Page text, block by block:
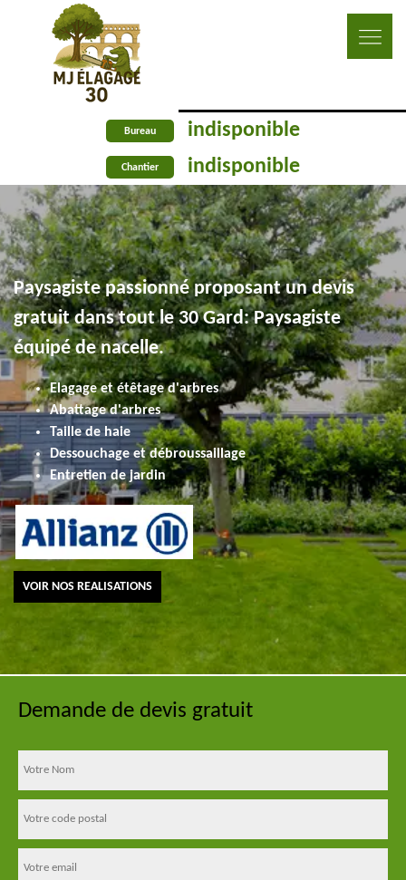
Bureau indisponible
Chantier indisponible
Paysagiste passionné proposant un devis
gratuit dans tout le 30 Gard: Paysagiste
équipé de nacelle.
Elagage et étêtage d'arbres
Abattage d'arbres
Taille de haie
Dessouchage et débroussaillage
Entretien de jardin
VOIR NOS REALISATIONS
Demande de devis gratuit